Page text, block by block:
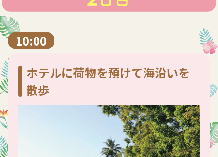
10:00
ホテルに荷物を預けて海沿いを
散歩